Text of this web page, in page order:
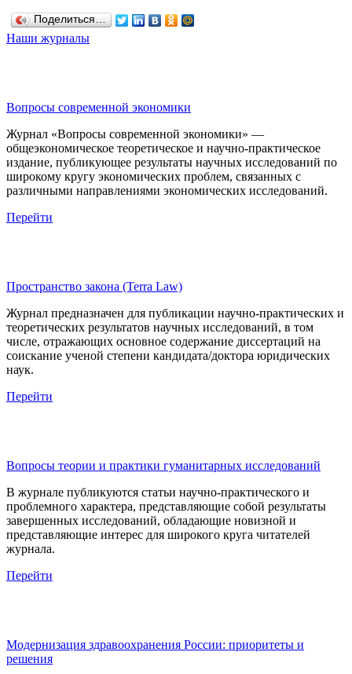
Поделиться…
Наши журналы
Вопросы современной экономики
Журнал «Вопросы современной экономики» —
общеэкономическое теоретическое и научно-практическое
издание, публикующее результаты научных исследований по
широкому кругу экономических проблем, связанных с
различными направлениями экономических исследований.
Перейти
Пространство закона (Terra Law)
Журнал предназначен для публикации научно-практических и
теоретических результатов научных исследований, в том
числе, отражающих основное содержание диссертаций на
соискание ученой степени кандидата/доктора юридических
наук.
Перейти
Вопросы теории и практики гуманитарных исследований
В журнале публикуются статьи научно-практического и
проблемного характера, представляющие собой результаты
завершенных исследований, обладающие новизной и
представляющие интерес для широкого круга читателей
журнала.
Перейти
Модернизация здравоохранения России: приоритеты и
решения